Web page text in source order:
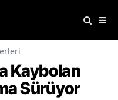
Kaybolan
Sürüyor